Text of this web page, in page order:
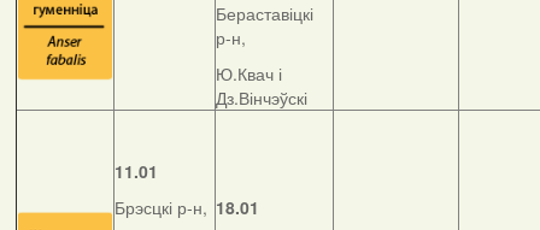
Бераставіцкі
р-н,
Ю.Квач і
Дз.Вінчэўскі
11.01
Брэсцкі р-н, 18.01